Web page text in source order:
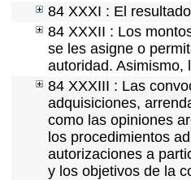
84 XXXI : El
84 XXXII : Los
se les asigne o
autoridad. Asimismo,
84 XXXIII : Las
adquisiciones,
como las opiniones
los procedimientos
autorizaciones a
y los objetivos de la